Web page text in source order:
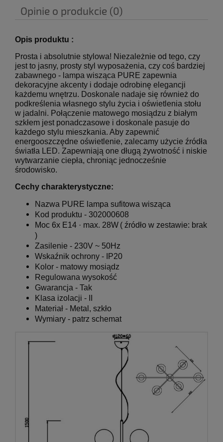
Opinie o produkcie (0)
Opis produktu :
Prosta i absolutnie stylowa! Niezależnie od tego, czy
jest to jasny, prosty styl wyposażenia, czy coś bardziej
zabawnego - lampa wisząca PURE zapewnia
dekoracyjne akcenty i dodaje odrobinę elegancji
każdemu wnętrzu. Doskonale nadaje się również do
podkreślenia własnego stylu życia i oświetlenia stołu
w jadalni. Połączenie matowego mosiądzu z białym
szkłem jest ponadczasowe i doskonale pasuje do
każdego stylu mieszkania. Aby zapewnić
energooszczędne oświetlenie, zalecamy użycie źródła
światła LED. Zapewniają one długą żywotność i niskie
wytwarzanie ciepła, chroniąc jednocześnie
środowisko.
Cechy charakterystyczne:
Nazwa PURE lampa sufitowa wisząca
Kod produktu - 302000608
Moc 6x E14 · max. 28W ( źródło w zestawie: brak
)
Zasilenie - 230V ~ 50Hz
Wskaźnik ochrony - IP20
Kolor - matowy mosiądz
Regulowana wysokość
Gwarancja - Tak
Klasa izolacji - II
Materiał - Metal, szkło
Wymiary - patrz schemat